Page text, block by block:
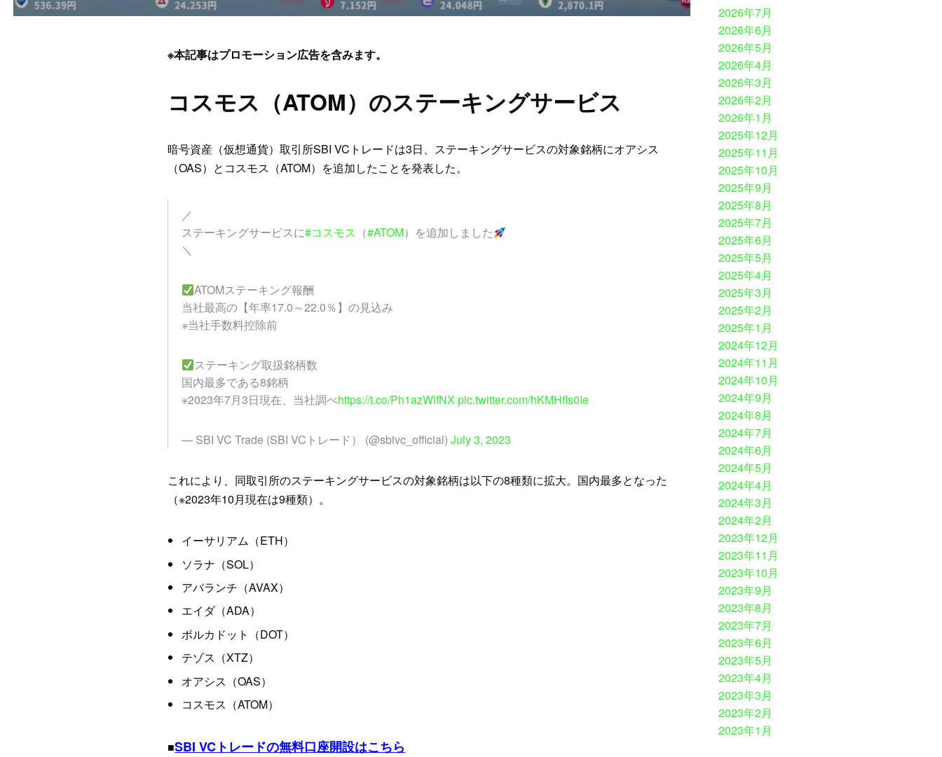
※本記事はプロモーション広告を含みます。
コスモス（ATOM）のステーキングサービス
暗号資産（仮想通貨）取引所SBI VCトレードは3日、ステーキングサービスの対象銘柄にオアシス
（OAS）とコスモス（ATOM）を追加したことを発表した。
／
ステーキングサービスに#コスモス （#ATOM）を追加しました
＼
ATOMステーキング報酬
当社最高の【年率17.0～22.0％】の見込み
※当社手数料控除前
ステーキング取扱銘柄数
国内最多である8銘柄
※2023年7月3日現在、当社調べhttps://t.co/Ph1azWlfNX pic.twitter.com/hKMHfIs0Ie
— SBI VC Trade (SBI VCトレード） (@sbivc_official)July 3, 2023
これにより、同取引所のステーキングサービスの対象銘柄は以下の8種類に拡大。国内最多となった
（※2023年10月現在は9種類）。
イーサリアム（ETH）
ソラナ（SOL）
アバランチ（AVAX）
エイダ（ADA）
ポルカドット（DOT）
テゾス（XTZ）
オアシス（OAS）
コスモス（ATOM）
■SBI VCトレードの無料口座開設はこちら
2026年7月
2026年6月
2026年5月
2026年4月
2026年3月
2026年2月
2026年1月
2025年12月
2025年11月
2025年10月
2025年9月
2025年8月
2025年7月
2025年6月
2025年5月
2025年4月
2025年3月
2025年2月
2025年1月
2024年12月
2024年11月
2024年10月
2024年9月
2024年8月
2024年7月
2024年6月
2024年5月
2024年4月
2024年3月
2024年2月
2023年12月
2023年11月
2023年10月
2023年9月
2023年8月
2023年7月
2023年6月
2023年5月
2023年4月
2023年3月
2023年2月
2023年1月